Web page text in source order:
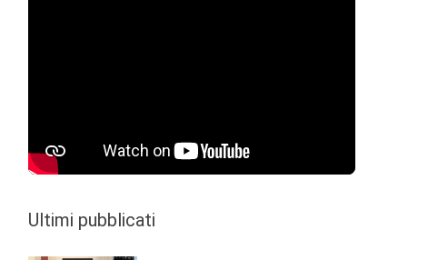
Ultimi pubblicati